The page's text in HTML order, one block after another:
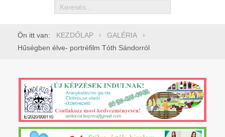
Keresés
Ön itt van: KEZDŐLAP
GALÉRIA
Hűségben élve- portréfilm Tóth Sándorról